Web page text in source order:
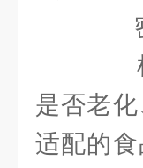
密
检
是否老
适配的